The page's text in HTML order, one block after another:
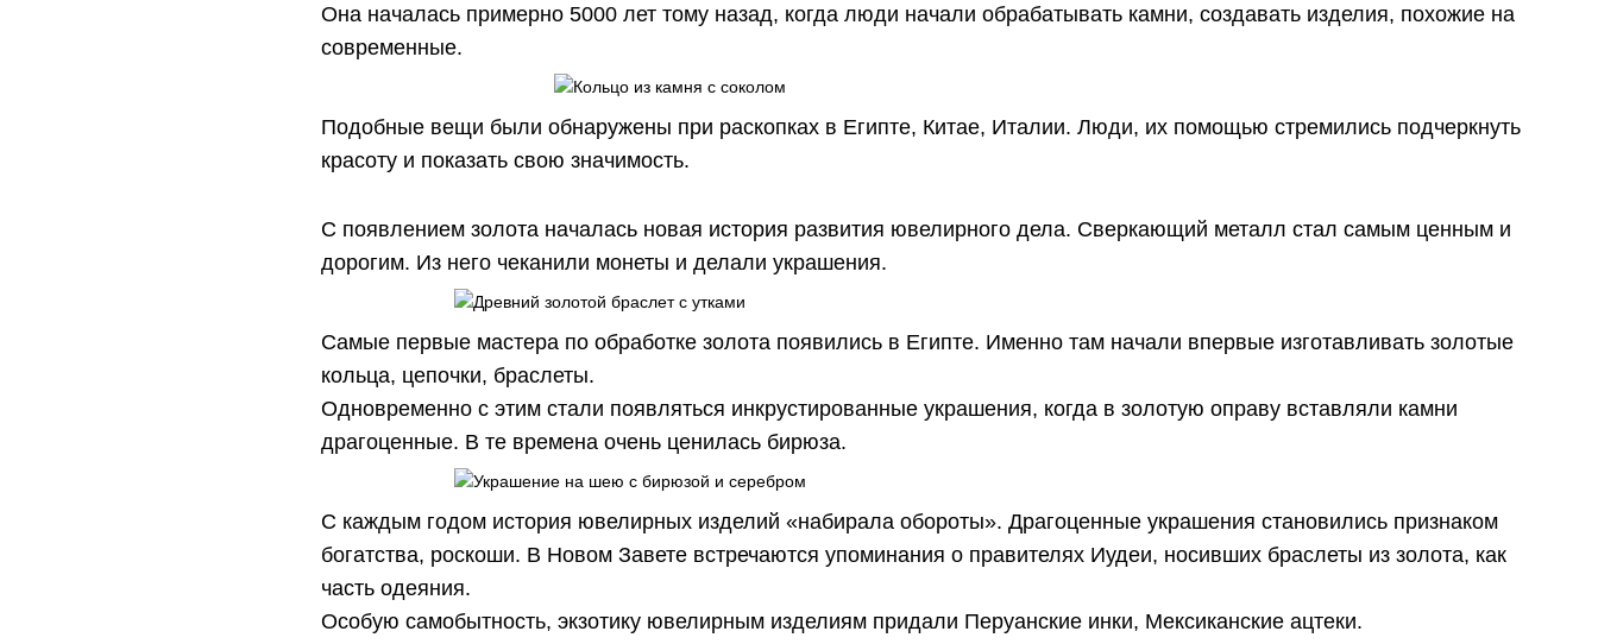
Она началась примерно 5000 лет тому назад, когда люди начали обрабатывать камни, создавать изделия, похожие на
современные.
Подобные вещи были обнаружены при раскопках в Египте, Китае, Италии. Люди, их помощью стремились подчеркнуть
красоту и показать свою значимость.
С появлением золота началась новая история развития ювелирного дела. Сверкающий металл стал самым ценным и
дорогим. Из него чеканили монеты и делали украшения.
Самые первые мастера по обработке золота появились в Египте. Именно там начали впервые изготавливать золотые
кольца, цепочки, браслеты.
Одновременно с этим стали появляться инкрустированные украшения, когда в золотую оправу вставляли камни
драгоценные. В те времена очень ценилась бирюза.
С каждым годом история ювелирных изделий «набирала обороты». Драгоценные украшения становились признаком
богатства, роскоши. В Новом Завете встречаются упоминания о правителях Иудеи, носивших браслеты из золота, как
часть одеяния.
Особую самобытность, экзотику ювелирным изделиям придали Перуанские инки, Мексиканские ацтеки.